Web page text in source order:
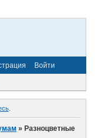
Войти
.
»Разноцветные